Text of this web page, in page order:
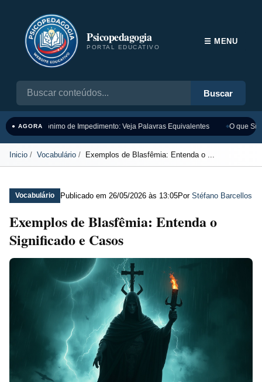
Psicopedagogia
PORTAL EDUCATIVO
Buscar
☰ MENU
● AGORASinônimo de Impedimento: Veja Palavras Equivalentes O que
Inicio Vocabulário Exemplos de Blasfêmia: Entenda o ...
Vocabulário Publicado em 26/05/2026 às 13:05Por Stéfano Barcellos
Exemplos de Blasfêmia: Entenda o
Significado e Casos